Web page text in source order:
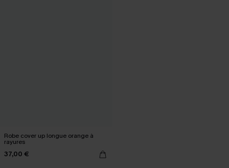
Robe cover up longue orange à
rayures
37,00 €